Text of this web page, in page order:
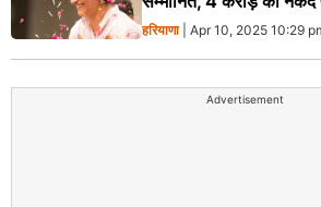
हरियाणा| Apr 10, 2025 10:29
Advertisement